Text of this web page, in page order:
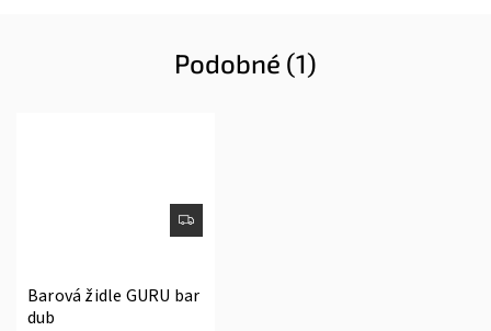
Podobné (1)
Barová židle GURU bar
dub